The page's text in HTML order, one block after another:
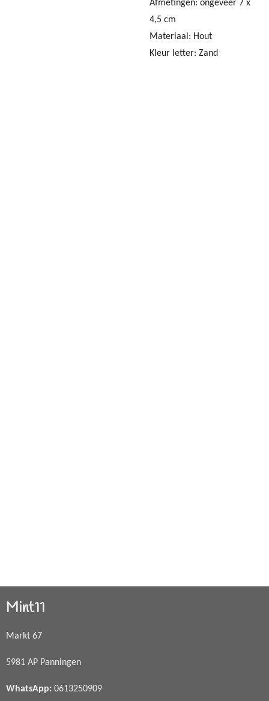
Afmetingen: ongeveer 7 x
4,5 cm
Materiaal: Hout
Kleur letter: Zand
Mint11
Markt 67
5981 AP Panningen
WhatsApp: 0613250909